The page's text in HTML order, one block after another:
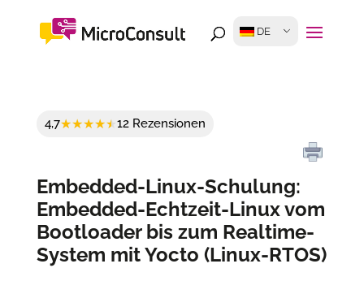
DE
4,7 12 Rezensionen
Embedded-Linux-Schulung:
Embedded-Echtzeit-Linux vom
Bootloader bis zum Realtime-
System mit Yocto (Linux-RTOS)